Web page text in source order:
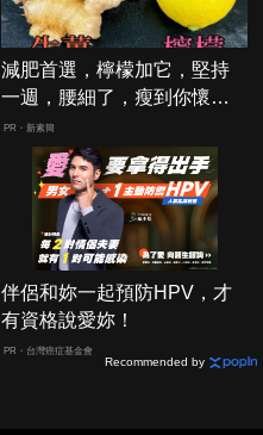
減肥首選，檸檬加它，堅持
一週，腰細了，瘦到你懷疑
人生
PR・新素簡
伴侶和妳一起預防HPV，才
有資格說愛妳！
PR・台灣癌症基金會
Recommended by